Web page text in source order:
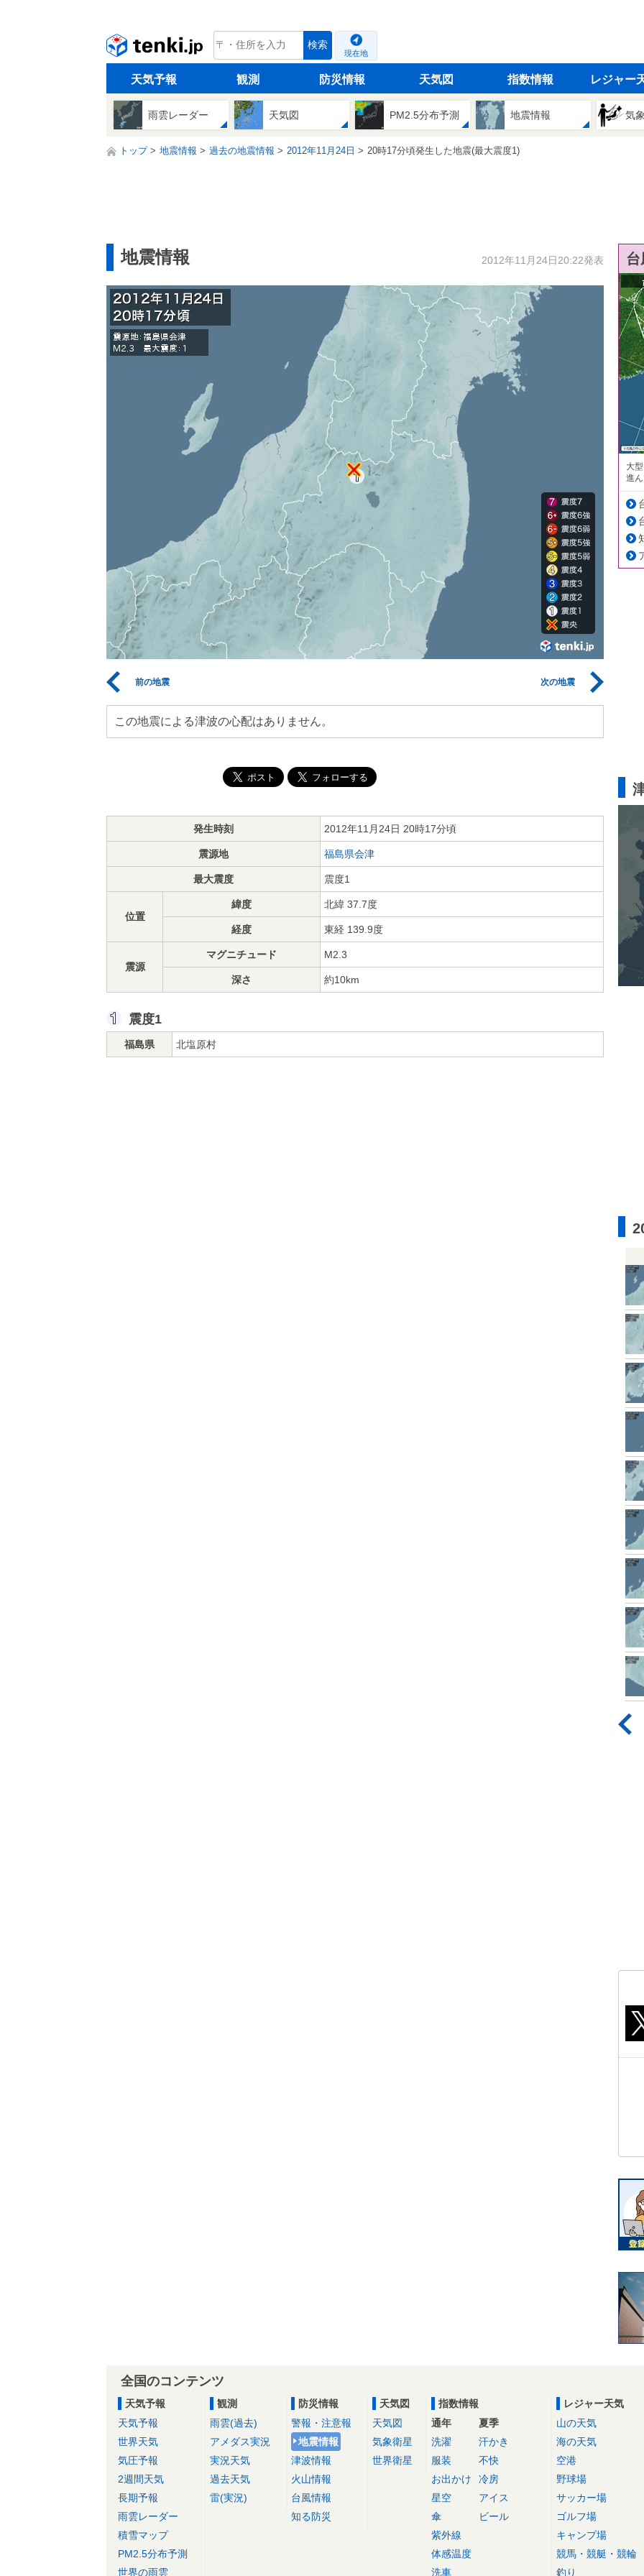
tenki.jp 検索
現在地
天気予報 観測 防災情報 天気図 指数情報 レジャー
雨雲レーダー 天気図 PM2.5分布予測 地震情報 気
トップ 地震情報 過去の地震情報 2012年11月24日 20時17分頃発生した地震(最大震度1)
地震情報 2012年11月24日20:22発表
前の地震 次の地震
この地震による津波の心配はありません。
発生時刻 2012年11月24日 20時17分頃
震源地 福島県会津
最大震度 震度1
位置
緯度 北緯 37.7度
経度 東経 139.9度
震源
マグニチュード M2.3
深さ 約10km
震度1
福島県 北塩原村
大
進
全国のコンテンツ
天気予報
天気予報
世界天気
気圧予報
2週間天気
長期予報
雨雲レーダー
積雪マップ
PM2.5分布予測
世界の雨雲
観測
雨雲(過去)
アメダス実況
実況天気
過去天気
雷(実況)
防災情報
警報・注意報
地震情報
津波情報
火山情報
台風情報
知る防災
天気図
天気図
気象衛星
世界衛星
指数情報
通年
洗濯
服装
お出かけ
星空
傘
紫外線
体感温度
洗車
夏季
汗かき
不快
冷房
アイス
ビール
レジャー天気
山の天気
海の天気
空港
野球場
サッカー場
ゴルフ場
キャンプ場
競馬・競艇・競輪
釣り